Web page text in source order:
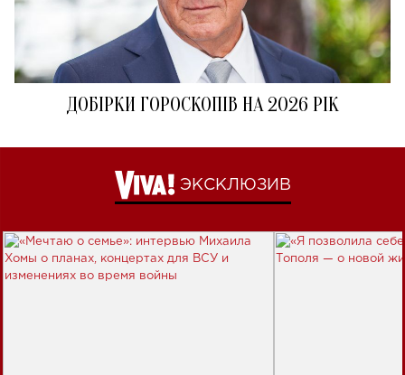
ДОБІРКИ ГОРОСКОПІВ НА 2026 РІК
ЭКСКЛЮЗИВ